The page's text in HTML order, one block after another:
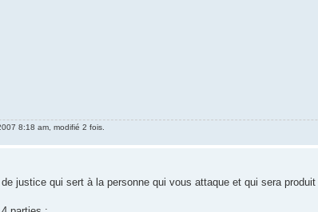
8:18 am, modifié 2 fois.
justice qui sert à la personne qui vous attaque et qui sera